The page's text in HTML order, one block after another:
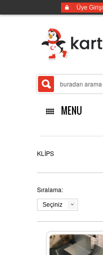
Üye Girişi
MENU
ANASAYFA
İMALATLARIMIZ
YOU TUBE
KLİPS
Sıralama:
Seçiniz